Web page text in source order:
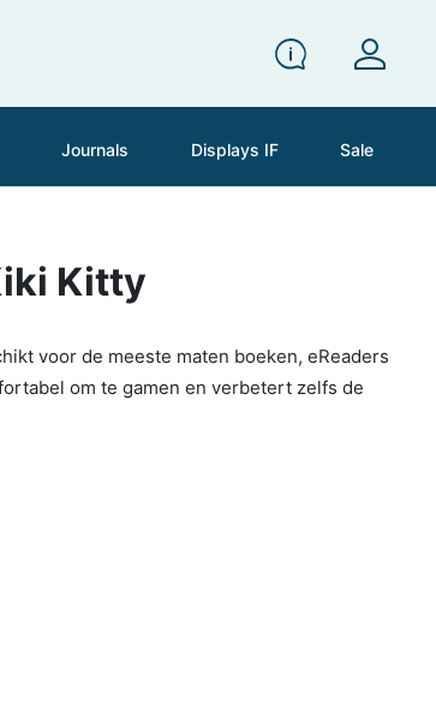
Journals Displays IF Sale
Kitty
voor de meeste maten boeken, eReaders
om te gamen en verbetert zelfs de